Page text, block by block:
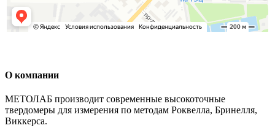
О компании
МЕТОЛАБ производит современные высокоточные
твердомеры для измерения по методам Роквелла, Бринелля,
Виккерса.